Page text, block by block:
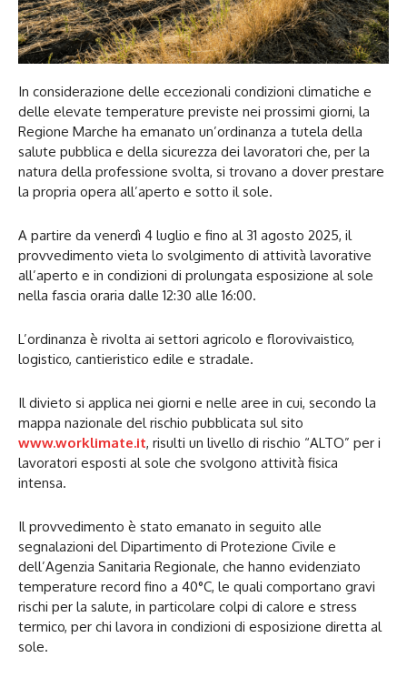
In considerazione delle eccezionali condizioni climatiche e
delle elevate temperature previste nei prossimi giorni, la
Regione Marche ha emanato un’ordinanza a tutela della
salute pubblica e della sicurezza dei lavoratori che, per la
natura della professione svolta, si trovano a dover prestare
la propria opera all’aperto e sotto il sole.
A partire da venerdì 4 luglio e fino al 31 agosto 2025, il
provvedimento vieta lo svolgimento di attività lavorative
all’aperto e in condizioni di prolungata esposizione al sole
nella fascia oraria dalle 12:30 alle 16:00.
L’ordinanza è rivolta ai settori agricolo e florovivaistico,
logistico, cantieristico edile e stradale.
Il divieto si applica nei giorni e nelle aree in cui, secondo la
mappa nazionale del rischio pubblicata sul sito
www.worklimate.it, risulti un livello di rischio “ALTO” per i
lavoratori esposti al sole che svolgono attività fisica
intensa.
Il provvedimento è stato emanato in seguito alle
segnalazioni del Dipartimento di Protezione Civile e
dell’Agenzia Sanitaria Regionale, che hanno evidenziato
temperature record fino a 40°C, le quali comportano gravi
rischi per la salute, in particolare colpi di calore e stress
termico, per chi lavora in condizioni di esposizione diretta al
sole.